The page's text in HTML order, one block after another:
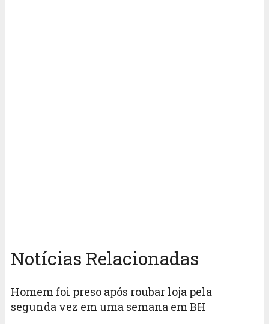
Notícias Relacionadas
Homem foi preso após roubar loja pela
segunda vez em uma semana em BH